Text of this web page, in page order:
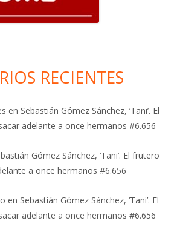
RECIENTES
en Sebastián Gómez Sánchez, ‘Tani’. El
adelante a once hermanos #6.656
Gómez Sánchez, ‘Tani’. El frutero
a once hermanos #6.656
en Sebastián Gómez Sánchez, ‘Tani’. El
adelante a once hermanos #6.656